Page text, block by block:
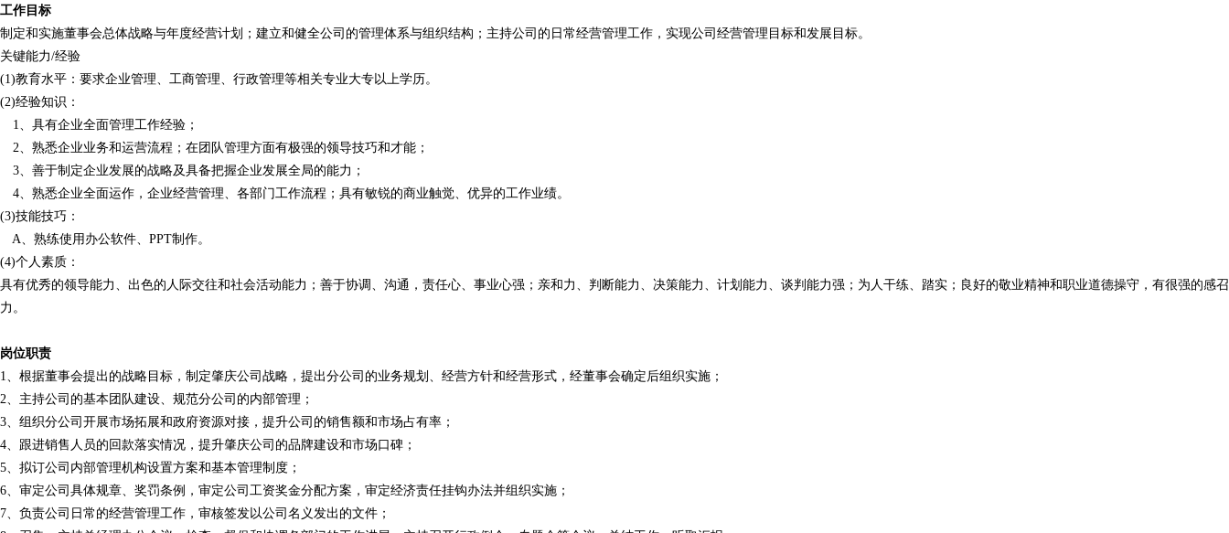
工作目标
制定和实施董事会总体战略与年度经营计划；建立和健全公司的管理体系与组织结构；主持公司的日常经营管理工作，实现公司经营管理目标和发展目标。
关键能力/经验
(1)教育水平：要求企业管理、工商管理、行政管理等相关专业大专以上学历。
(2)经验知识：
1、具有企业全面管理工作经验；
2、熟悉企业业务和运营流程；在团队管理方面有极强的领导技巧和才能；
3、善于制定企业发展的战略及具备把握企业发展全局的能力；
4、熟悉企业全面运作，企业经营管理、各部门工作流程；具有敏锐的商业触觉、优异的工作业绩。
(3)技能技巧：
A、熟练使用办公软件、PPT制作。
(4)个人素质：
具有优秀的领导能力、出色的人际交往和社会活动能力；善于协调、沟通，责任心、事业心强；亲和力、判断能力、决策能力、计划能力、谈判能力强；为人干练、踏实；良好的敬业精神和职业道德操守，有很强的感
力。
岗位职责
1、根据董事会提出的战略目标，制定肇庆公司战略，提出分公司的业务规划、经营方针和经营形式，经董事会确定后组织实施；
2、主持公司的基本团队建设、规范分公司的内部管理；
3、组织分公司开展市场拓展和政府资源对接，提升公司的销售额和市场占有率；
4、跟进销售人员的回款落实情况，提升肇庆公司的品牌建设和市场口碑；
5、拟订公司内部管理机构设置方案和基本管理制度；
6、审定公司具体规章、奖罚条例，审定公司工资奖金分配方案，审定经济责任挂钩办法并组织实施；
7、负责公司日常的经营管理工作，审核签发以公司名义发出的文件；